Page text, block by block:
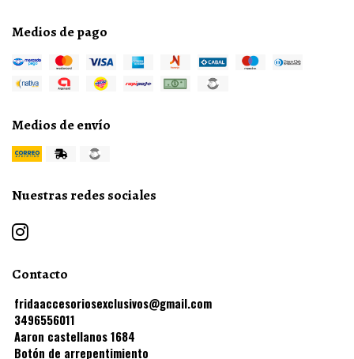
Medios de pago
Medios de envío
Nuestras redes sociales
Contacto
fridaaccesoriosexclusivos@gmail.com
3496556011
Aaron castellanos 1684
Botón de arrepentimiento